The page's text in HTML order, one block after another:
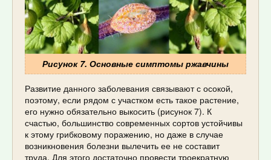
Рисунок 7. Основные симптомы ржавчины
Развитие данного заболевания связывают с осокой,
поэтому, если рядом с участком есть такое растение,
его нужно обязательно выкосить (рисунок 7). К
счастью, большинство современных сортов устойчивы
к этому грибковому поражению, но даже в случае
возникновения болезни вылечить ее не составит
труда. Для этого достаточно провести троекратную